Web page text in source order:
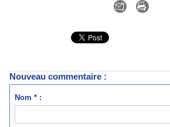
Nouveau commentaire :
Nom * :